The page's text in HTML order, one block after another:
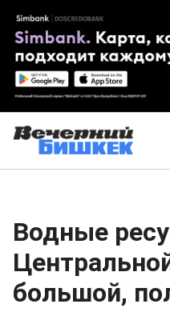
Водные
большой,